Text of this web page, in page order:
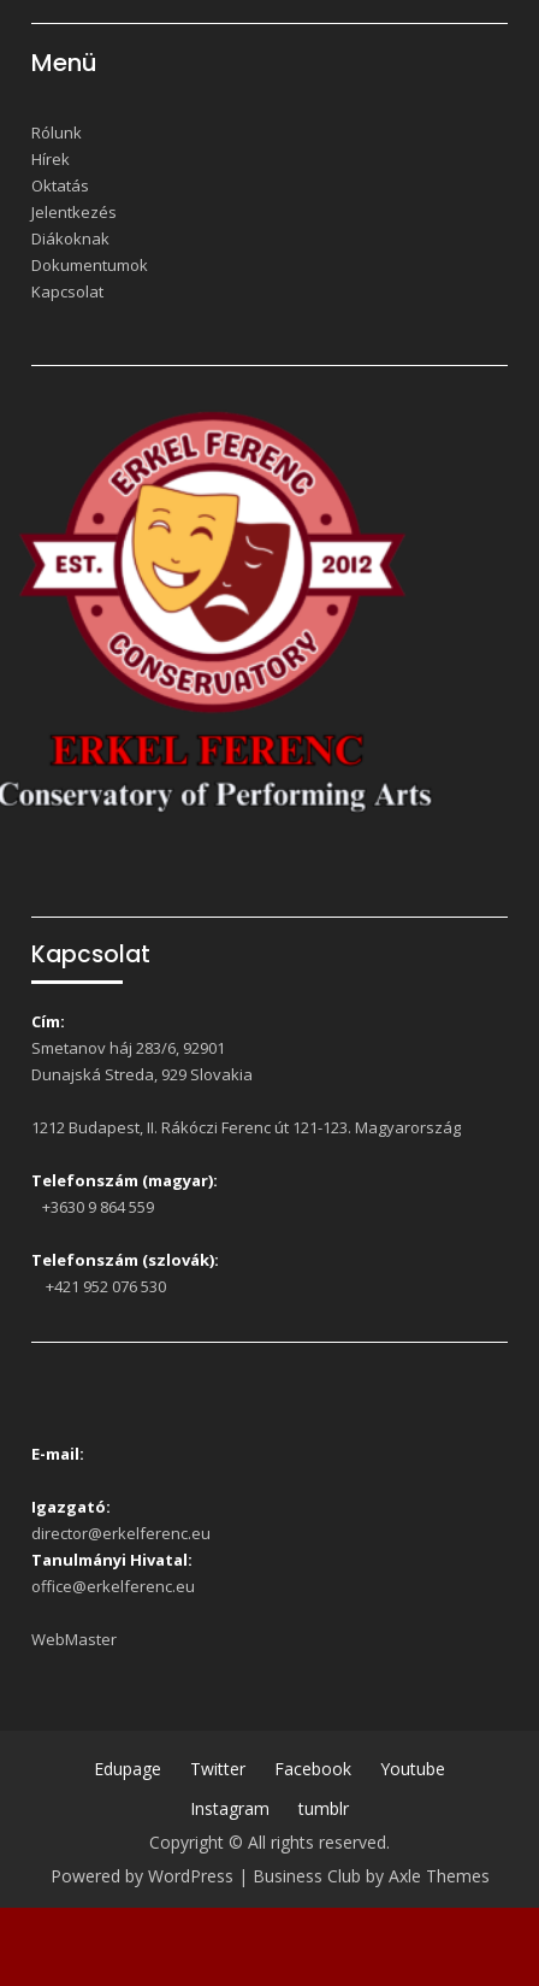
Menü
Rólunk
Hírek
Oktatás
Jelentkezés
Diákoknak
Dokumentumok
Kapcsolat
Kapcsolat
Cím:
Smetanov háj 283/6, 92901
Dunajská Streda, 929 Slovakia
1212 Budapest, II. Rákóczi Ferenc út 121-123. Magyarország
Telefonszám (magyar):
+3630 9 864 559
Telefonszám (szlovák):
+421 952 076 530
E-mail:
Igazgató:
director@erkelferenc.eu
Tanulmányi Hivatal:
office@erkelferenc.eu
WebMaster
Edupage Twitter Facebook
Youtube
Instagram
tumblr
Copyright © All rights reserved.
Powered by WordPress | Business Club by Axle Themes